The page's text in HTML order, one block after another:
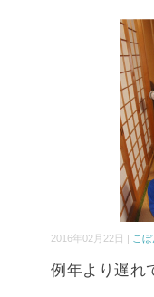
2016年02月22日 | こ
例年より遅れ